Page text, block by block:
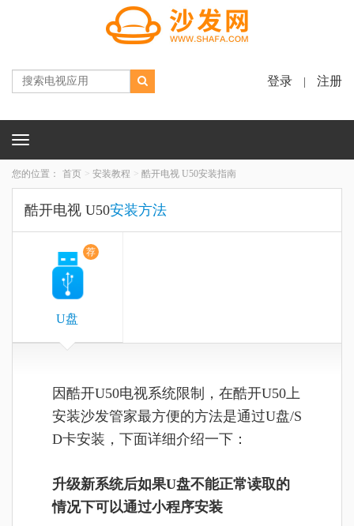
登录 注册
Toggle
您的位置： 首页 安装教程 酷开电视 U50安装指南
酷开电视 U50安装方法
荐
U盘
因酷开U50电视系统限制，在酷开U50上
安装沙发管家最方便的方法是通过U盘/S
D卡安装，下面详细介绍一下：
升级新系统后如果U盘不能正常读取的
情况下可以通过小程序安装